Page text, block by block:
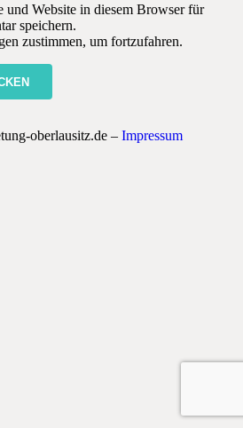
und Website in diesem Browser für
speichern.
zustimmen, um fortzufahren.
oberlausitz.de – Impressum